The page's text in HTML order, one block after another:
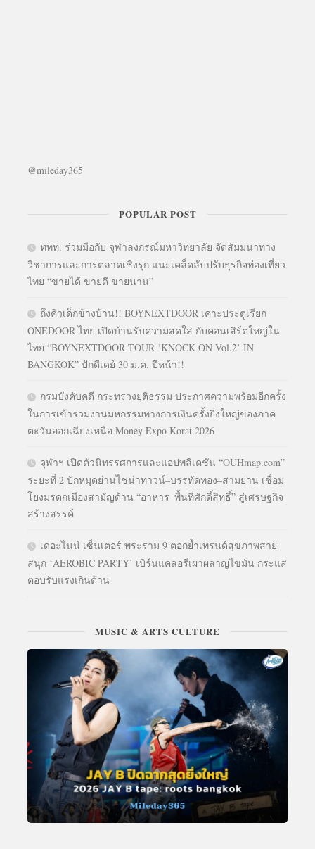
@mileday365
POPULAR POST
ททท. ร่วมมือกับ จุฬาลงกรณ์มหาวิทยาลัย จัดสัมมนาทาง
วิชาการและการตลาดเชิงรุก แนะเคล็ดลับปรับธุรกิจท่องเที่ยว
ไทย “ขายได้ ขายดี ขายนาน”
ถึงคิวเด็กข้างบ้าน!! BOYNEXTDOOR เคาะประตูเรียก
ONEDOOR ไทย เปิดบ้านรับความสดใส กับคอนเสิร์ตใหญ่ใน
ไทย “BOYNEXTDOOR TOUR ‘KNOCK ON Vol.2’ IN
BANGKOK” ปักดีเดย์ 30 ม.ค. ปีหน้า!!
กรมบังคับคดี กระทรวงยุติธรรม ประกาศความพร้อมอีกครั้ง
ในการเข้าร่วมงานมหกรรมทางการเงินครั้งยิ่งใหญ่ของภาค
ตะวันออกเฉียงเหนือ Money Expo Korat 2026
จุฬาฯ เปิดตัวนิทรรศการและแอปพลิเคชัน “OUHmap.com”
ระยะที่ 2 ปักหมุดย่านไชน่าทาวน์–บรรทัดทอง–สามย่าน เชื่อม
โยงมรดกเมืองสามัญด้าน “อาหาร–พื้นที่ศักดิ์สิทธิ์” สู่เศรษฐกิจ
สร้างสรรค์
เดอะไนน์ เซ็นเตอร์ พระราม 9 ตอกย้ำเทรนด์สุขภาพสาย
สนุก ‘AEROBIC PARTY’ เบิร์นแคลอรีเผาผลาญไขมัน กระแส
ตอบรับแรงเกินต้าน
MUSIC & ARTS CULTURE